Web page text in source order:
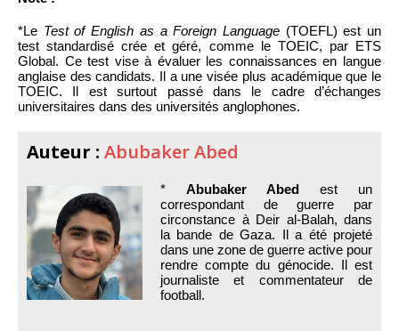
*Le Test of English as a Foreign Language(TOEFL) est un
test standardisé crée et géré, comme le TOEIC, par ETS
Global. Ce test vise à évaluer les connaissances en langue
anglaise des candidats. Il a une visée plus académique que le
TOEIC. Il est surtout passé dans le cadre d’échanges
universitaires dans des universités anglophones.
Auteur : Abubaker Abed
* Abubaker Abed est un
correspondant de guerre par
circonstance à Deir al-Balah, dans
la bande de Gaza. Il a été projeté
dans une zone de guerre active pour
rendre compte du génocide. Il est
journaliste et commentateur de
football.